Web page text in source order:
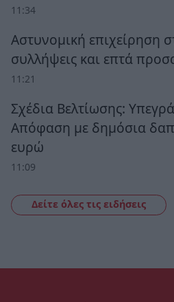
11:34
Αστυνομική επιχείρηση
συλλήψεις και επτά
11:21
Σχέδια Βελτίωσης:
Απόφαση με δημόσια
ευρώ
11:09
Δείτε όλες τις ειδήσεις